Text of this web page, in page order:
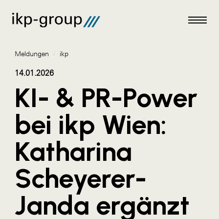
Meldungen
AKTUELLES
ACO
ALEX Krems
Amazon Web Services
AustroCel Hallein
Meldungen / ikp
14.01.2026
KI- & PR-Power
bei ikp Wien:
Katharina
Scheyerer-
Janda ergänzt